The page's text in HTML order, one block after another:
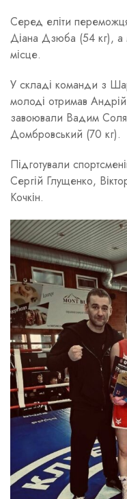
Серед еліти
Діана Дзюба (54 кг), а
місце.
У складі команди з
молоді отримав
завоювали Вадим
Домбровський (70 кг).
Підготували
Сергій Глущенко,
Кочкін.